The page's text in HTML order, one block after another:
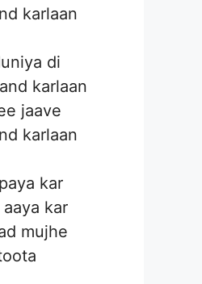
karlaan
di
karlaan
jaave
karlaan
kar
kar
mujhe